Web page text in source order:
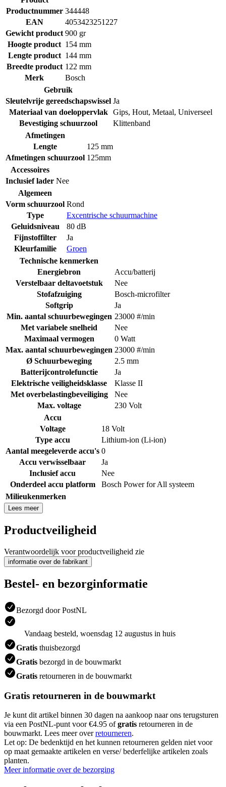
Productnummer 344448
EAN
4053423251227
Gewicht product 900 gr
Hoogte product 154 mm
Lengte product 144 mm
Breedte product 122 mm
Merk
Bosch
Gebruik
Sleutelvrije gereedschapswissel Ja
Materiaal van doeloppervlak
Gips, Hout, Metaal, Universeel
Bevestiging schuurzool
Klittenband
Afmetingen
Lengte
125 mm
Afmetingen schuurzool 125mm
Accessoires
Inclusief lader Nee
Algemeen
Vorm schuurzool Rond
Type
Excentrische schuurmachine
Geluidsniveau
80 dB
Fijnstoffilter
Ja
Kleurfamilie
Groen
Technische kenmerken
Energiebron
Accu/batterij
Verstelbaar deltavoetstuk
Nee
Stofafzuiging
Bosch-microfilter
Softgrip
Ja
Min. aantal schuurbewegingen 23000 #/min
Met variabele snelheid
Nee
Maximaal vermogen
0 Watt
Max. aantal schuurbewegingen 23000 #/min
Ø Schuurbeweging
2.5 mm
Batterijcontrolefunctie
Ja
Elektrische veiligheidsklasse
Klasse II
Met overbelastingbeveiliging
Nee
Max. voltage
230 Volt
Accu
Voltage
18 Volt
Type accu
Lithium-ion (Li-ion)
Aantal meegeleverde accu's 0
Accu verwisselbaar
Ja
Inclusief accu
Nee
Onderdeel accu platform
Bosch Power for All systeem
Milieukenmerken
Lees meer
Productveiligheid
Verantwoordelijk voor productveiligheid zie
informatie over de fabrikant
Bestel- en bezorginformatie
Bezorgd door PostNL
Vandaag besteld, woensdag 12 augustus in huis
Gratis thuisbezorgd
Gratis bezorgd in de bouwmarkt
Gratis retourneren in de bouwmarkt
Gratis retourneren in de bouwmarkt
Je kunt dit artikel binnen 30 dagen na aankoop naar ons terugsturen
via een PostNL-punt voor €4.95 ofgratis retourneren in de
bouwmarkt. Lees meer overretourneren.
Let op: De bedenktijd en het kunnen retourneren gelden niet voor
op maat gemaakte artikelen en verse/ bederfelijke artikelen zoals
planten.
Meer informatie over de bezorging